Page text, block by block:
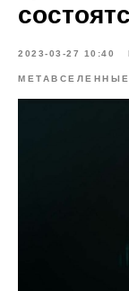
2023-03-27 10:40
МЕТАВСЕЛЕННЫЕ